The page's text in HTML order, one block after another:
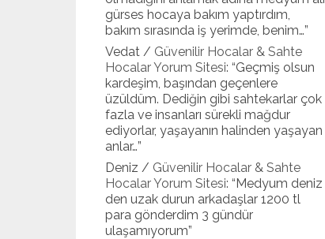
gürses hocaya bakım yaptırdım,
bakım sırasında iş yerimde, benim…”
Vedat / Güvenilir Hocalar & Sahte
Hocalar Yorum Sitesi: “Geçmiş olsun
kardeşim, başından geçenlere
üzüldüm. Dediğin gibi sahtekarlar çok
fazla ve insanları sürekli mağdur
ediyorlar, yaşayanın halinden yaşayan
anlar…”
Deniz / Güvenilir Hocalar & Sahte
Hocalar Yorum Sitesi: “Medyum deniz
den uzak durun arkadaşlar 1200 tl
para gönderdim 3 gündür
ulaşamıyorum”